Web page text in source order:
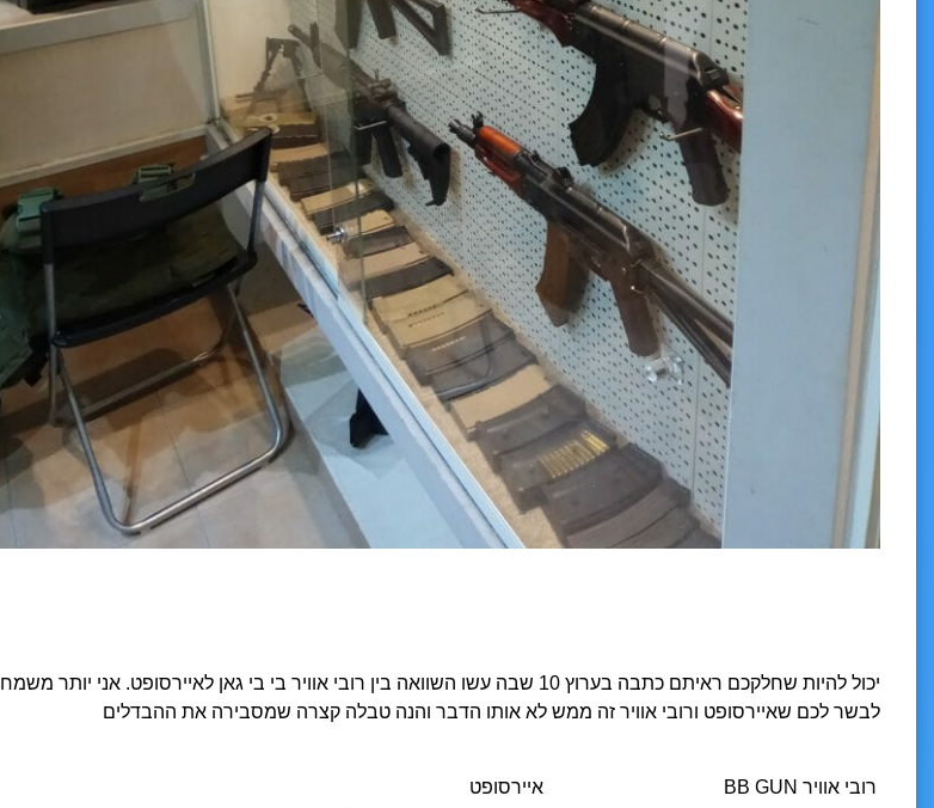
יכול להיות שחלקכם ראיתם כתבה בערוץ 10 שבה עשו השוואה בין רובי אוויר בי בי גאן לאיירסופט. אני יותר משמח
לבשר לכם שאיירסופט ורובי אוויר זה ממש לא אותו הדבר והנה טבלה קצרה שמסבירה את ההבדלים
רובי אוויר BB GUN איירסופט